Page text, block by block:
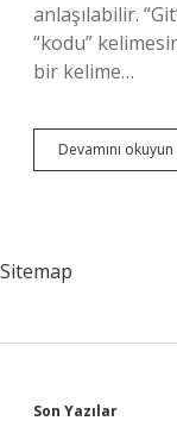
anlaşılabilir.
“kodu”
bir kelime…
Devamını okuyun
Sitemap
Son Yazılar